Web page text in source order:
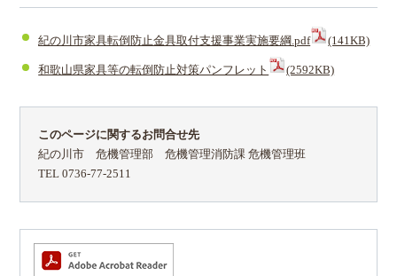
紀の川市家具転倒防止金具取付支援事業実施要綱.pdf (141KB)
和歌山県家具等の転倒防止対策パンフレット (2592KB)
このページに関するお問合せ先
紀の川市 危機管理部 危機管理消防課 危機管理班
TEL 0736-77-2511